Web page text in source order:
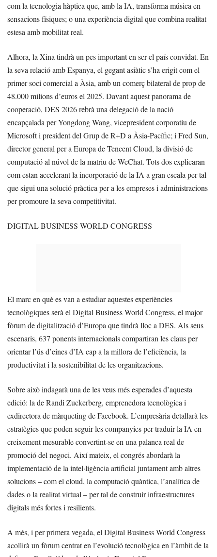
com la tecnologia hàptica que, amb la IA, transforma música en
sensacions físiques; o una experiència digital que combina realitat
estesa amb mobilitat real.
Alhora, la Xina tindrà un pes important en ser el país convidat. En
la seva relació amb Espanya, el gegant asiàtic s’ha erigit com el
primer soci comercial a Àsia, amb un comerç bilateral de prop de
48.000 milions d’euros el 2025. Davant aquest panorama de
cooperació, DES 2026 rebrà una delegació de la nació
encapçalada per Yongdong Wang, vicepresident corporatiu de
Microsoft i president del Grup de R+D a Àsia-Pacífic; i Fred Sun,
director general per a Europa de Tencent Cloud, la divisió de
computació al núvol de la matriu de WeChat. Tots dos explicaran
com estan accelerant la incorporació de la IA a gran escala per tal
que sigui una solució pràctica per a les empreses i administracions
per promoure la seva competitivitat.
DIGITAL BUSINESS WORLD CONGRESS
El marc en què es van a estudiar aquestes experiències
tecnològiques serà el Digital Business World Congress, el major
fòrum de digitalització d’Europa que tindrà lloc a DES. Als seus
escenaris, 637 ponents internacionals compartiran les claus per
orientar l’ús d’eines d’IA cap a la millora de l’eficiència, la
productivitat i la sostenibilitat de les organitzacions.
Sobre això indagarà una de les veus més esperades d’aquesta
edició: la de Randi Zuckerberg, emprenedora tecnològica i
exdirectora de màrqueting de Facebook. L’empresària detallarà les
estratègies que poden seguir les companyies per traduir la IA en
creixement mesurable convertint-se en una palanca real de
promoció del negoci. Així mateix, el congrés abordarà la
implementació de la intel·ligència artificial juntament amb altres
solucions – com el cloud, la computació quàntica, l’analítica de
dades o la realitat virtual – per tal de construir infraestructures
digitals més fortes i resilients.
A més, i per primera vegada, el Digital Business World Congress
acollirà un fòrum centrat en l’evolució tecnològica en l’àmbit de la